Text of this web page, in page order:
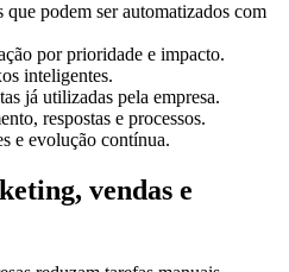
podem ser automatizados com
por prioridade e impacto.
inteligentes.
já utilizadas pela empresa.
respostas e processos.
e evolução contínua.
vendas e